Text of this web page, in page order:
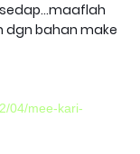
dgn bahan make
04/mee-kari-